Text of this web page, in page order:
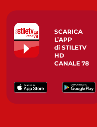
SCARICA
L’APP
di STILETV
HD
CANALE 78